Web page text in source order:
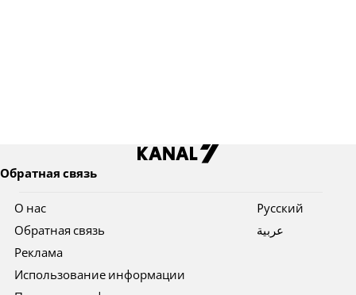
Обратная связь
О нас
Обратная связь
Реклама
Использование информации
Pусский
عربية